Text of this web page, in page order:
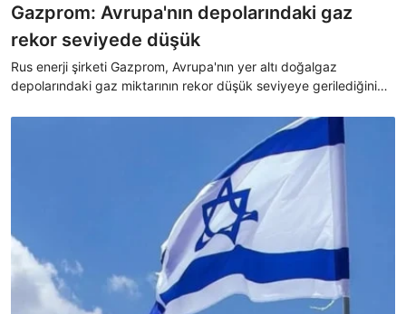
Gazprom: Avrupa'nın depolarındaki gaz
rekor seviyede düşük
Rus enerji şirketi Gazprom, Avrupa'nın yer altı doğalgaz
depolarındaki gaz miktarının rekor düşük seviyeye gerilediğini